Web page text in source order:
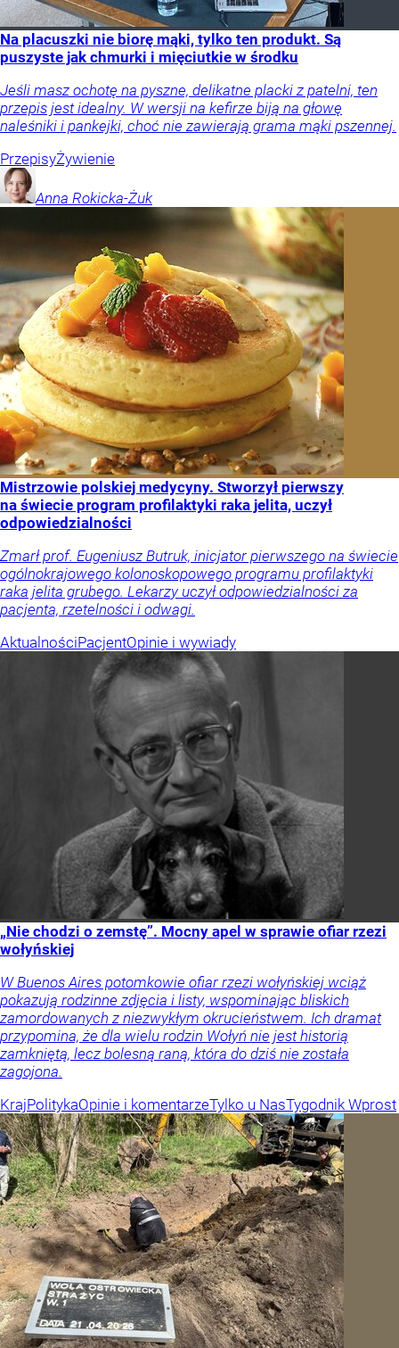
Na placuszki nie biorę mąki, tylko ten produkt. Są
puszyste jak chmurki i mięciutkie w środku
Jeśli masz ochotę na pyszne, delikatne placki z patelni, ten
przepis jest idealny. W wersji na kefirze biją na głowę
naleśniki i pankejki, choć nie zawierają grama mąki pszennej.
PrzepisyŻywienie
Anna Rokicka-Żuk
Mistrzowie polskiej medycyny. Stworzył pierwszy
na świecie program profilaktyki raka jelita, uczył
odpowiedzialności
Zmarł prof. Eugeniusz Butruk, inicjator pierwszego na świecie
ogólnokrajowego kolonoskopowego programu profilaktyki
raka jelita grubego. Lekarzy uczył odpowiedzialności za
pacjenta, rzetelności i odwagi.
AktualnościPacjentOpinie i wywiady
„Nie chodzi o zemstę”. Mocny apel w sprawie ofiar rzezi
wołyńskiej
W Buenos Aires potomkowie ofiar rzezi wołyńskiej wciąż
pokazują rodzinne zdjęcia i listy, wspominając bliskich
zamordowanych z niezwykłym okrucieństwem. Ich dramat
przypomina, że dla wielu rodzin Wołyń nie jest historią
zamkniętą, lecz bolesną raną, która do dziś nie została
zagojona.
KrajPolitykaOpinie i komentarzeTylko u NasTygodnik Wprost